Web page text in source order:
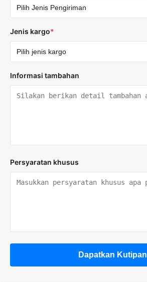
Jenis kargo*
Informasi tambahan
Persyaratan khusus
Dapatkan Kutipan